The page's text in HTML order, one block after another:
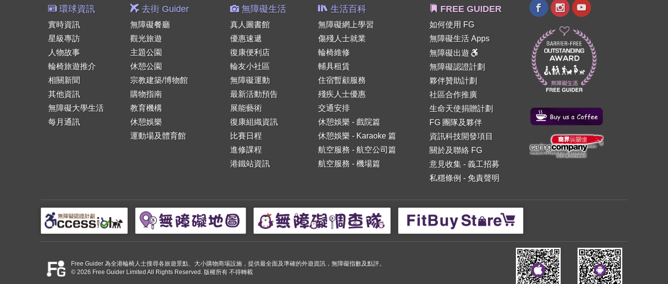
環球資訊
實時資訊
星級專訪
人物故事
輪椅旅遊推介
相關新聞
其他資訊
無障礙大學生活
每月通訊
去街 Guider
無障礙餐廳
觀光旅遊
主題公園
休憩公園
宗教建築/博物館
購物指南
教育機構
休憩娛樂
運動場及體育館
無障礙生活
真人圖書館
優惠速遞
復康便利店
輪友小社區
無障礙運動
最新活動預告
展能藝術
復康組織資訊
比賽日程
進修課程
港鐵站資訊
生活百科
無障礙網上學習
傷殘人士就業
輪椅維修
輔具租賃
住宿暫顧服務
殘疾人士優惠
交通安排
休憩娛樂 - 戲院篇
休憩娛樂 - Karaoke 篇
航空服務 - 航空公司篇
航空服務 - 機場篇
FREE GUIDER
如何使用 FG
無障礙生活 Apps
無障礙出遊
無障礙認證計劃
夥伴贊助計劃
社區合作推廣
生命天使捐贈計劃
FG 團隊及夥伴
資訊科技開發項目
關於及聯絡 FG
意見收集- 義工招募
私穩條例 - 免責聲明
Free Guider 為全港輪椅人士搜尋各旅遊景點、大小購物商場設施，提供最全面及準確的外遊資訊，無障礙指數及點評。
© 2026 Free Guider Limited All Rights Reserved. 版權所有 不得轉載